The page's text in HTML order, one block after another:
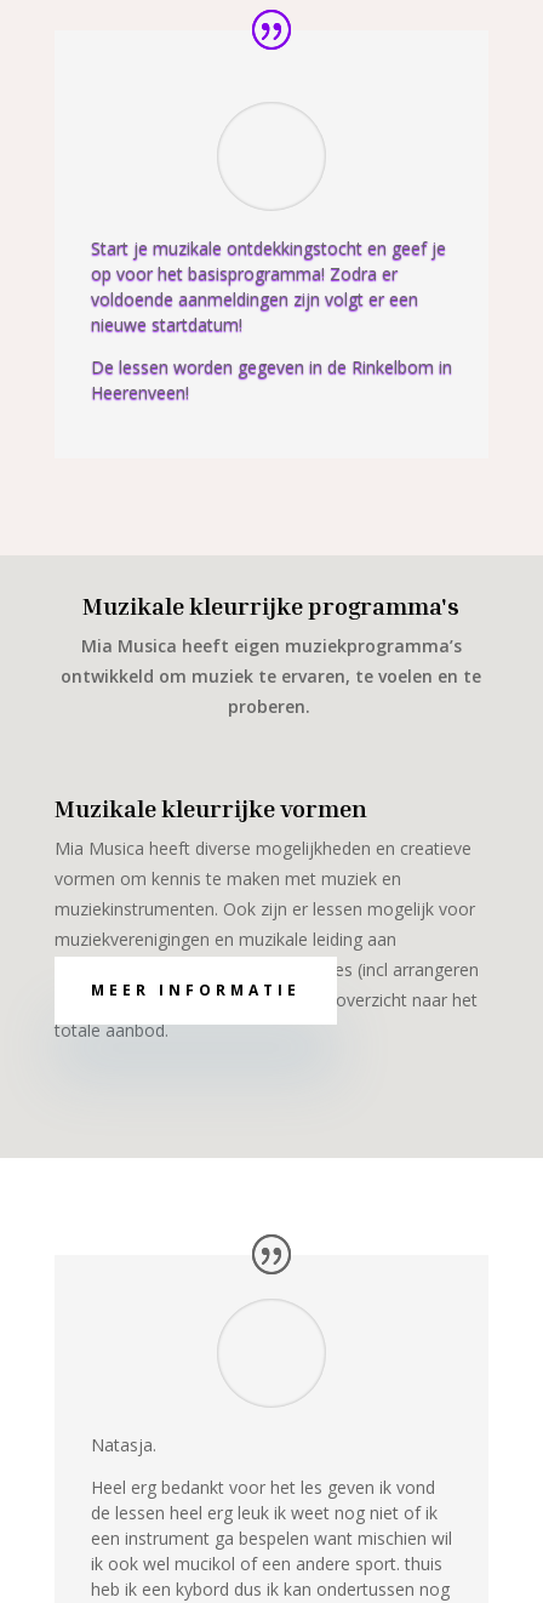
Start je muzikale ontdekkingstocht en geef je
op voor het basisprogramma! Zodra er
voldoende aanmeldingen zijn volgt er een
nieuwe startdatum!
De lessen worden gegeven in de Rinkelbom in
Heerenveen!
Muzikale kleurrijke programma's
Mia Musica heeft eigen muziekprogramma’s
ontwikkeld om muziek te ervaren, te voelen en te
proberen.
Muzikale kleurrijke vormen
Mia Musica heeft diverse mogelijkheden en creatieve
vormen om kennis te maken met muziek en
muziekinstrumenten. Ook zijn er lessen mogelijk voor
muziekverenigingen en muzikale leiding aan
beginnende muzikanten of ensembles (incl arrangeren
muziek). Druk op de knop voor een overzicht naar het
totale aanbod.
MEER INFORMATIE
Natasja.
Heel erg bedankt voor het les geven ik vond
de lessen heel erg leuk ik weet nog niet of ik
een instrument ga bespelen want mischien wil
ik ook wel mucikol of een andere sport. thuis
heb ik een kybord dus ik kan ondertussen nog